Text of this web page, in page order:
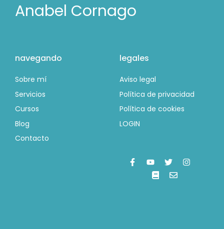
Anabel Cornago
navegando
Sobre mí
Servicios
Cursos
Blog
Contacto
legales
Aviso legal
Política de privacidad
Política de cookies
LOGIN